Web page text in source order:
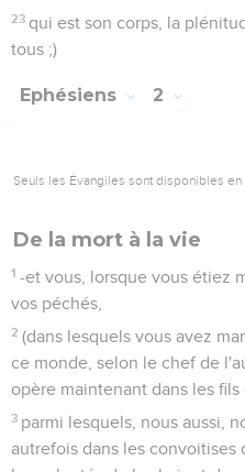
23 qui est son corps, la
tous ;)
Ephésiens 2
Seuls les Évangiles sont disponibles en
De la mort à la vie
1 -et vous, lorsque vous étiez
vos péchés,
2 (dans lesquels vous avez
ce monde, selon le chef de
opère maintenant dans les fils
3 parmi lesquels, nous aussi,
autrefois dans les convoitises